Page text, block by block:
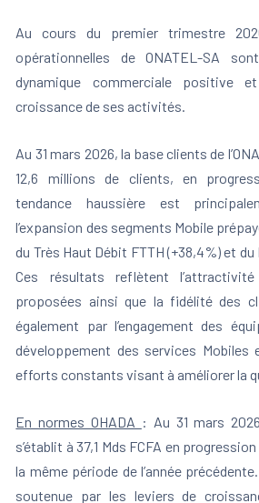
Au cours du premier trimestre
opérationnelles de ONATEL-SA
dynamique commerciale positive
croissance de ses activités.
Au 31 mars 2026, la base clients de
12,6 millions de clients, en
tendance haussière est
l’expansion des segments Mobile
du Très Haut Débit FTTH (+38,4%) et du
Ces résultats reflètent
proposées ainsi que la fidélité des
également par l’engagement des
développement des services Mobiles
efforts constants visant à améliorer la
En normes OHADA : Au 31 mars
s’établit à 37,1 Mds FCFA en
la même période de l’année
soutenue par les leviers de